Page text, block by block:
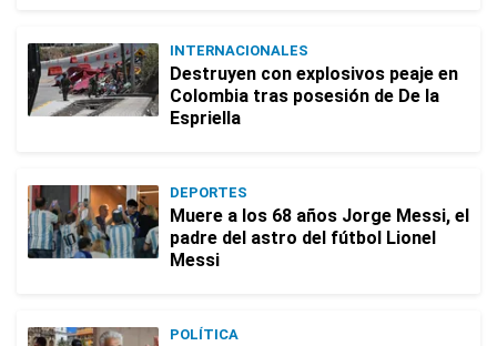
INTERNACIONALES
Destruyen con explosivos peaje en
Colombia tras posesión de De la
Espriella
DEPORTES
Muere a los 68 años Jorge Messi, el
padre del astro del fútbol Lionel
Messi
POLÍTICA